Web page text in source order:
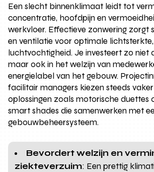
Een slecht binnenklimaat leidt tot
concentratie, hoofdpijn en
werkvloer. Effectieve zonwering zorgt
en ventilatie voor optimale
luchtvochtigheid. Je investeert zo niet
maar ook in het welzijn van
energielabel van het gebouw.
facilitair managers kiezen steeds
oplossingen zoals motorische duettes
smart shades die samenwerken met
gebouwbeheersysteem.
Bevordert welzijn en
ziekteverzuim: Een prettig